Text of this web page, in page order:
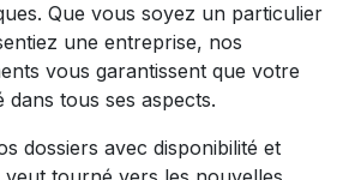
Que vous soyez un particulier
une entreprise, nos
vous garantissent que votre
dans tous ses aspects.
dossiers avec disponibilité et